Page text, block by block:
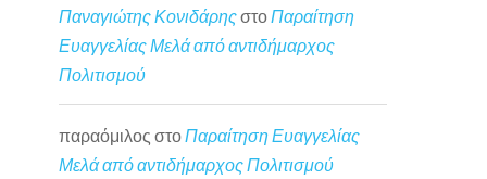
Παναγιώτης ΚονιδάρηςστοΠαραίτηση
Ευαγγελίας Μελά από αντιδήμαρχος
Πολιτισμού
παραόμιλος στο Παραίτηση Ευαγγελίας
Μελά από αντιδήμαρχος Πολιτισμού